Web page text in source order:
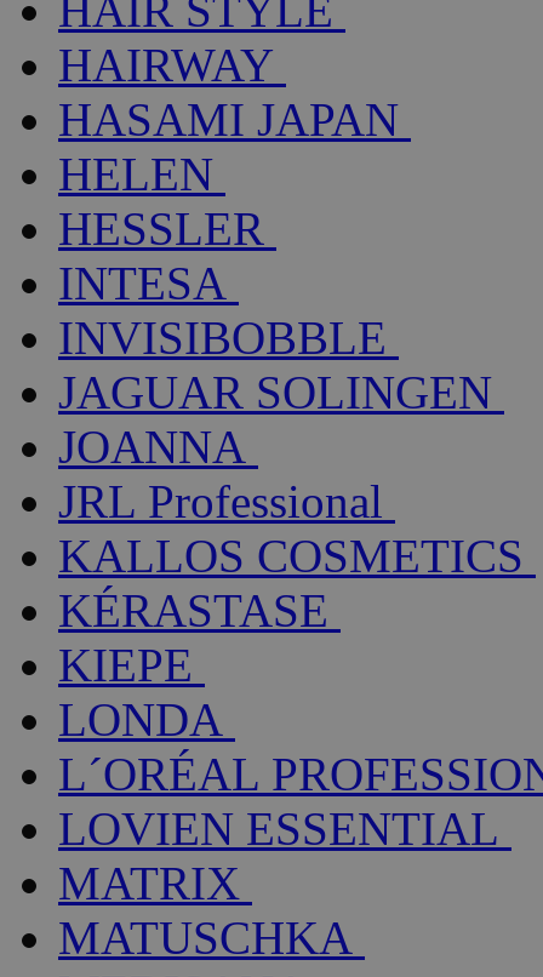
HAIRWAY
HASAMI JAPAN
HELEN
HESSLER
INTESA
INVISIBOBBLE
JAGUAR SOLINGEN
JOANNA
JRL Professional
KALLOS COSMETICS
KÉRASTASE
KIEPE
LONDA
L´ORÉAL
LOVIEN ESSENTIAL
MATRIX
MATUSCHKA